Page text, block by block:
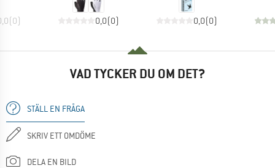
(0) 0,0(0) 0,0(0)
VAD TYCKER DU OM DET?
STÄLL EN FRÅGA
SKRIV ETT OMDÖME
DELA EN BILD